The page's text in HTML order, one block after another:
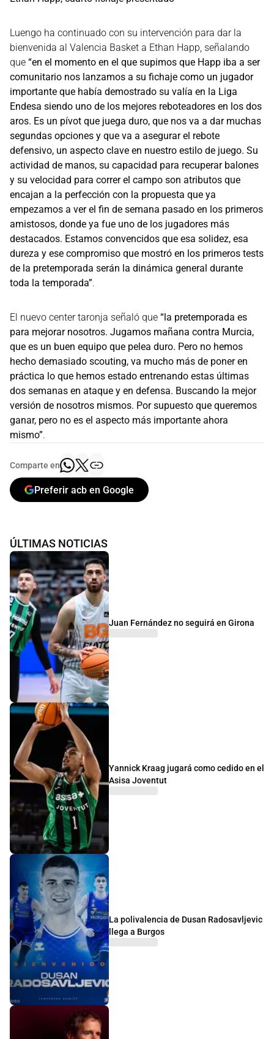
Luengo ha continuado con su intervención para dar la
bienvenida al Valencia Basket a Ethan Happ, señalando
que “en el momento en el que supimos que Happ iba a ser
comunitario nos lanzamos a su fichaje como un jugador
importante que había demostrado su valía en la Liga
Endesa siendo uno de los mejores reboteadores en los dos
aros. Es un pívot que juega duro, que nos va a dar muchas
segundas opciones y que va a asegurar el rebote
defensivo, un aspecto clave en nuestro estilo de juego. Su
actividad de manos, su capacidad para recuperar balones
y su velocidad para correr el campo son atributos que
encajan a la perfección con la propuesta que ya
empezamos a ver el fin de semana pasado en los primeros
amistosos, donde ya fue uno de los jugadores más
destacados. Estamos convencidos que esa solidez, esa
dureza y ese compromiso que mostró en los primeros tests
de la pretemporada serán la dinámica general durante
toda la temporada”.
El nuevo center taronja señaló que “la pretemporada es
para mejorar nosotros. Jugamos mañana contra Murcia,
que es un buen equipo que pelea duro. Pero no hemos
hecho demasiado scouting, va mucho más de poner en
práctica lo que hemos estado entrenando estas últimas
dos semanas en ataque y en defensa. Buscando la mejor
versión de nosotros mismos. Por supuesto que queremos
ganar, pero no es el aspecto más importante ahora
mismo”.
Comparte en
Preferir acb en Google
ÚLTIMAS NOTICIAS
Juan Fernández no seguirá en Girona
Yannick Kraag jugará como cedido en el
Asisa Joventut
La polivalencia de Dusan Radosavljevic
llega a Burgos